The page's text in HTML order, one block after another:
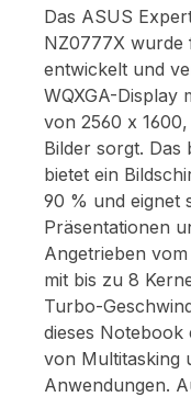
Das ASUS
NZ0777X wurde
entwickelt und
WQXGA-Display
von 2560 x
Bilder sorgt. Das
bietet ein
90 % und eignet
Präsentationen
Angetrieben
mit bis zu 8
Turbo-
dieses Notebook
von Multitasking
Anwendungen.